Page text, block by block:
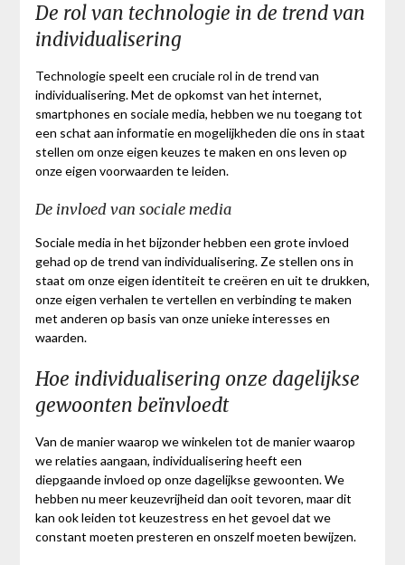
De rol van technologie in de trend van
individualisering
Technologie speelt een cruciale rol in de trend van
individualisering. Met de opkomst van het internet,
smartphones en sociale media, hebben we nu toegang tot
een schat aan informatie en mogelijkheden die ons in staat
stellen om onze eigen keuzes te maken en ons leven op
onze eigen voorwaarden te leiden.
De invloed van sociale media
Sociale media in het bijzonder hebben een grote invloed
gehad op de trend van individualisering. Ze stellen ons in
staat om onze eigen identiteit te creëren en uit te drukken,
onze eigen verhalen te vertellen en verbinding te maken
met anderen op basis van onze unieke interesses en
waarden.
Hoe individualisering onze dagelijkse
gewoonten beïnvloedt
Van de manier waarop we winkelen tot de manier waarop
we relaties aangaan, individualisering heeft een
diepgaande invloed op onze dagelijkse gewoonten. We
hebben nu meer keuzevrijheid dan ooit tevoren, maar dit
kan ook leiden tot keuzestress en het gevoel dat we
constant moeten presteren en onszelf moeten bewijzen.